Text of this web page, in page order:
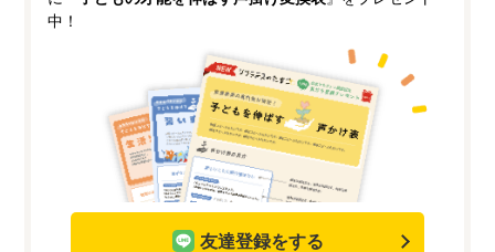
中！
友達登録をする